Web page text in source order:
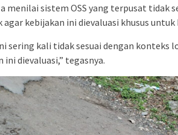
menilai sistem OSS yang terpusat tidak
agar kebijakan ini dievaluasi khusus untuk
sering kali tidak sesuai dengan konteks
ini dievaluasi,” tegasnya.